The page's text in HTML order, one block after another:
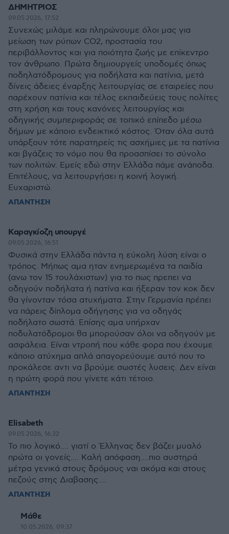
ΔΗΜΗΤΡΙΟΣ
09.05.2026, 17:52
Συνεχώς μιλάμε και πληρώνουμε όλοι μας για
μείωση των ρύπων CO2, προστασία του
περιβάλλοντος και για ποιότητα ζωής με επίκεντρο
τον άνθρωπο. Πρώτα δημιουργείς υποδομές όπως
ποδηλατόδρομους για ποδήλατα και πατίνια, μετά
δίνεις άδειες έναρξης λειτουργίας σε εταιρείες που
παρέχουν πατίνια και τέλος εκπαιδεύεις τους πολίτες
στη χρήση και τους κανόνες λειτουργίας και
οδηγικής συμπεριφοράς σε τοπικό επίπεδο μέσω
δήμων με κάποιο ενδεικτικό κόστος. Όταν όλα αυτά
υπάρξουν τότε παρατηρείς τις ασχήμιες με τα πατίνια
και βγάζεις το νόμο που θα προασπίσει το σύνολο
των πολιτών. Εμείς εδώ στην Ελλάδα πάμε ανάποδα.
Επιτέλους, να λειτουργήσει η κοινή λογική.
Ευχαριστώ.
ΑΠΑΝΤΗΣΗ
Καραγκίοζη υπουργέ
09.05.2026, 16:51
Φυσικά στην Ελλάδα πάντα η εύκολη λύση είναι ο
τρόπος. Μήπως αμα ηταν ενημερωμένα τα παιδία
(ανω τον 15 τουλάχιστων) για το πως πρεπει να
οδηγούν ποδήλατα ή πατίνα και ήξεραν τον κοκ δεν
θα γίνονταν τόσα ατυχήματα. Στην Γερμανία πρέπει
να πάρεις δίπλομα οδήγησης για να οδηγάς
ποδήλατο σωστά. Επίσης αμα υπήρχαν
ποδυλατόδρομοι θα μπορούσαν όλοι να οδηγούν με
ασφάλεια. Είναι ντροπή που κάθε φορα που έχουμε
κάποιο ατύχημα απλά απαγορεύουμε αυτό που το
προκάλεσε αντι να βρούμε σωστές λυσεις. Δεν είναι
η πρώτη φορά που γίνετε κάτι τέτοιο.
ΑΠΑΝΤΗΣΗ
Εlisabeth
09.05.2026, 16:32
To πιο λογικό.... γιατί ο Έλληνας δεν βάζει μυαλό
πρώτα οι γονείς.... Καλή απόφαση....πιο αυστηρά
μέτρα γενικά στους δρόμους ναι ακόμα και στους
πεζούς στης Διαβασης....
ΑΠΑΝΤΗΣΗ
Μάθε
10.05.2026, 09:37